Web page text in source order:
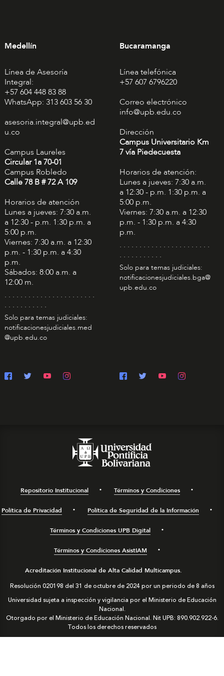
Medellín
Línea de Asesoría
Integral:
+57 604 448 83 88
WhatsApp: 313 603 56 30
asesoria.integral@upb.ed
u.co
Campus Laureles
Circular 1a 70-01
Campus Robledo
Calle 78 B # 72 A 109
Horarios de atención
Lunes a jueves: 7:30 a.m.
a 12:30 - p.m. 1:30 p.m. a
5:00 p.m.
Viernes: 7:30 a.m. a 12:30
p.m. - 1:30 p.m. a 4:30
p.m.
Sábados: 8:00 a.m. a
12:00 m.
. . . . . . . . . . . . . . . . . . . . . . .
. . . . . . . . . . .
Solo para temas judiciales:
notificacionesjudiciales.med
@upb.edu.co
Bucaramanga
Línea telefónica
+57 607 6796220
Correo electrónico
info@upb.edu.co
Dirección
Campus Universitario Km
7 vía Piedecuesta
Horarios de atención:
Lunes a jueves: 7:30 a.m.
a 12:30 - p.m. 1:30 p.m. a
5:00 p.m.
Viernes: 7:30 a.m. a 12:30
p.m. - 1:30 p.m. a 4:30
p.m.
. . . . . . . . . . . . . . . . . . . . . . .
. . . . . . . . . . .
Solo para temas judiciales:
notificacionesjudiciales.bga@
upb.edu.co
Repositorio Institucional Términos y Condiciones
Política de Privacidad Política de Seguridad de la Información
Términos y Condiciones UPB Digital
Términos y Condiciones AsistIAM
Acreditación Institucional de Alta Calidad Multicampus.
Resolución 020198 del 31 de octubre de 2024 por un periodo de 8 años
Universidad sujeta a inspección y vigilancia por el Ministerio de Educación
Nacional.
Otorgado por el Ministerio de Educación Nacional. Nit UPB: 890.902.922-6.
Todos los derechos reservados